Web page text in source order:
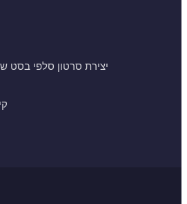
יצירת סרטון סלפי בסט